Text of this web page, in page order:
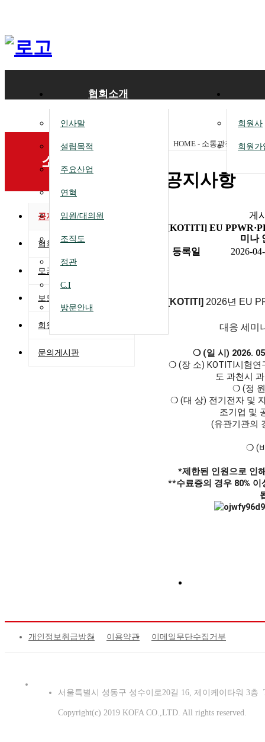
협회소개
인사말
설립목적
주요산업
연혁
임원/대의원
조직도
정관
C.I
방문안내
회원사
회원가
소통광장
공지사항
협회소식
모금 및 활용실적
보도자료
회원게시판
문의게시판
공지사항
HOME - 소통광장 - 공지사
게
[KOTITI] EU
미나
등록일
2026-
[KOTITI] 2026년 EU
대응 세미
❍ (일 시) 2026.
❍ (장 소) KOTITI시험연
도 과천시
❍ (정
❍ (대 상) 전기전자 및
조기업 및
(유관기관의 경우
❍ (
*제한된 인원으로 인
**수료증의 경우 80%
개인정보취급방침 이용약관 이메일무단수집거부
서울특별시 성동구 성수이로20길 16, 제이케이타워 3층
Copyright(c) 2019 KOFA CO.,LTD. All rights reserved.